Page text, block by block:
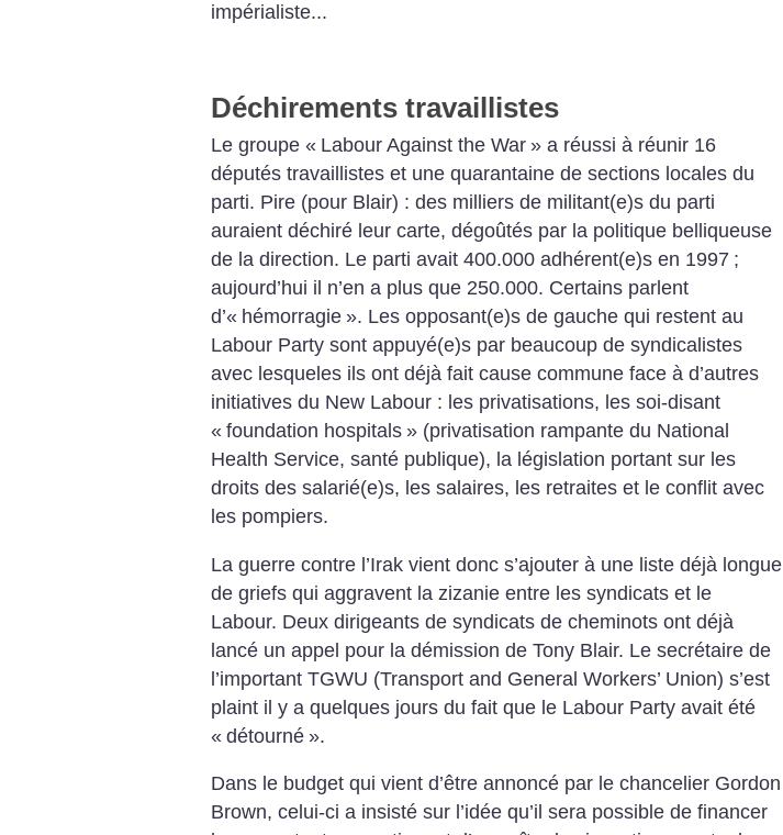
impérialiste...
Déchirements travaillistes
Le groupe « Labour Against the War » a réussi à réunir 16
députés travaillistes et une quarantaine de sections locales du
parti. Pire (pour Blair) : des milliers de militant(e)s du parti
auraient déchiré leur carte, dégoûtés par la politique belliqueuse
de la direction. Le parti avait 400.000 adhérent(e)s en 1997 ;
aujourd’hui il n’en a plus que 250.000. Certains parlent
d’« hémorragie ». Les opposant(e)s de gauche qui restent au
Labour Party sont appuyé(e)s par beaucoup de syndicalistes
avec lesqueles ils ont déjà fait cause commune face à d’autres
initiatives du New Labour : les privatisations, les soi-disant
« foundation hospitals » (privatisation rampante du National
Health Service, santé publique), la législation portant sur les
droits des salarié(e)s, les salaires, les retraites et le conflit avec
les pompiers.
La guerre contre l’Irak vient donc s’ajouter à une liste déjà longue
de griefs qui aggravent la zizanie entre les syndicats et le
Labour. Deux dirigeants de syndicats de cheminots ont déjà
lancé un appel pour la démission de Tony Blair. Le secrétaire de
l’important TGWU (Transport and General Workers’ Union) s’est
plaint il y a quelques jours du fait que le Labour Party avait été
« détourné ».
Dans le budget qui vient d’être annoncé par le chancelier Gordon
Brown, celui-ci a insisté sur l’idée qu’il sera possible de financer